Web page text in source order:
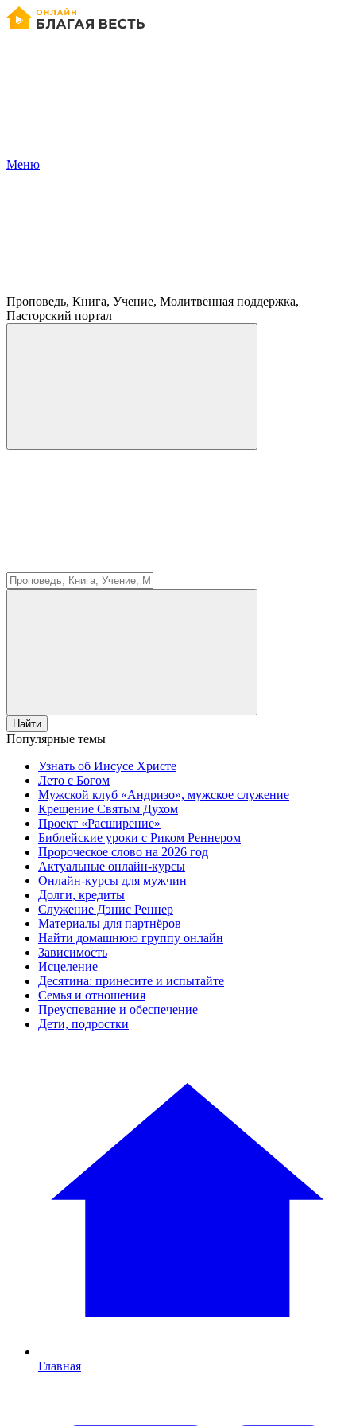
Меню
Проповедь, Книга, Учение, Молитвенная поддержка,
Пасторский портал
Найти
Популярные темы
Узнать об Иисусе Христе
Лето с Богом
Мужской клуб «Андризо», мужское служение
Крещение Святым Духом
Проект «Расширение»
Библейские уроки с Риком Реннером
Пророческое слово на 2026 год
Актуальные онлайн-курсы
Онлайн-курсы для мужчин
Долги, кредиты
Служение Дэнис Реннер
Материалы для партнёров
Найти домашнюю группу онлайн
Зависимость
Исцеление
Десятина: принесите и испытайте
Семья и отношения
Преуспевание и обеспечение
Дети, подростки
Главная